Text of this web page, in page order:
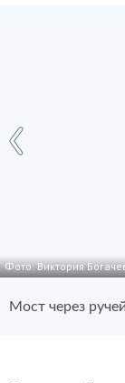
Фото: Виктория
Мост через